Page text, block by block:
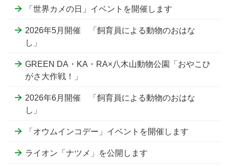
「世界カメの日」イベントを開催します
2026年5月開催 「飼育員による動物のおはな
し」
GREEN DA・KA・RA×八木山動物公園「おやこひ
がさ大作戦！」
2026年6月開催 「飼育員による動物のおはな
し」
「オウムインコデー」イベントを開催します
ライオン「ナツメ」を公開します